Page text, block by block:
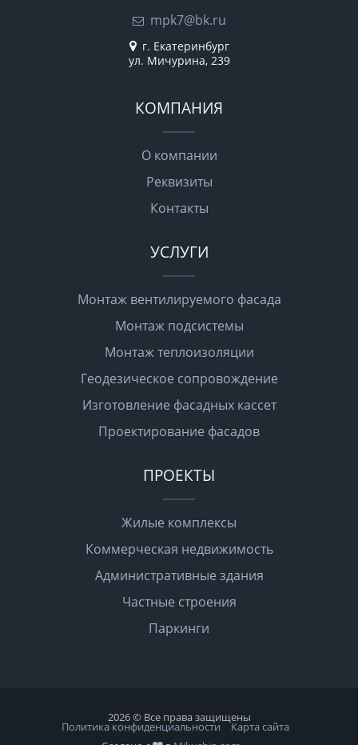
mpk7@bk.ru
г. Екатеринбург
ул. Мичурина, 239
КОМПАНИЯ
О компании
Реквизиты
Контакты
УСЛУГИ
Монтаж вентилируемого фасада
Монтаж подсистемы
Монтаж теплоизоляции
Геодезическое сопровождение
Изготовление фасадных кассет
Проектирование фасадов
ПРОЕКТЫ
Жилые комплексы
Коммерческая недвижимость
Административные здания
Частные строения
Паркинги
2026 © Все права защищены
Политика конфиденциальности
Карта сайта